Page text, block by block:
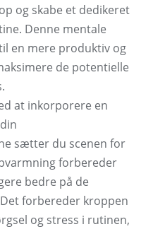
og skabe et dedikeret
Denne mentale
en mere produktiv og
de potentielle
at inkorporere en
sætter du scenen for
forbereder
bedre på de
forbereder kroppen
og stress i rutinen,